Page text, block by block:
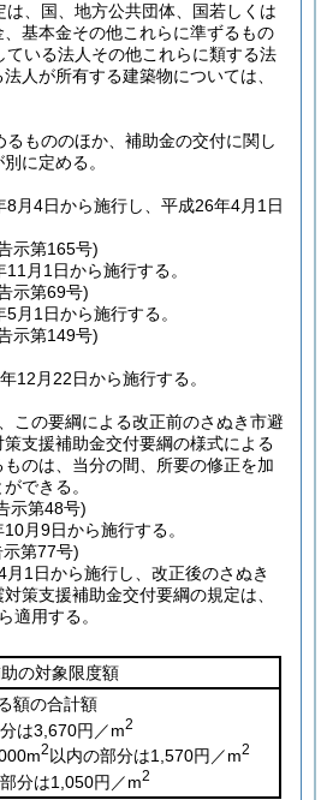
は、国、地方公共団体、国若しくは
基本金その他これらに準ずるもの
いる法人その他これらに類する法
人が所有する建築物については、
るもののほか、補助金の交付に関し
に定める。
8月4日から施行し、平成26年4月1日
示第165号)
月1日から施行する。
示第69号)
月1日から施行する。
示第149号)
12月22日から施行する。
この要綱による改正前のさぬき市避
支援補助金交付要綱の様式による
のは、当分の間、所要の修正を加
できる。
示第48号)
月9日から施行する。
示第77号)
月1日から施行し、改正後のさぬき
策支援補助金交付要綱の規定は、
適用する。
の対象限度額
額の合計額
は3,670円／m2
2以内の部分は1,570円／m2
分は1,050円／m2